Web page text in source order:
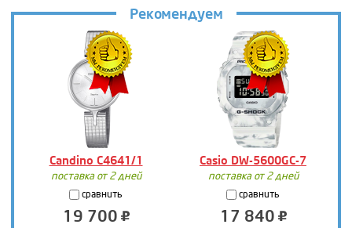
Рекомендуем
Candino C4641/1 Casio DW-5600GC-7
поставка от 2 дней
сравнить
19 700
поставка от 2 дней
сравнить
17 840